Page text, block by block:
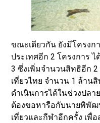
ขณะเดียวกัน ยังมีโครงก
ประเทศอีก 2 โครงการ ไ
3 ซึ่งเพิ่มจำนวนสิทธิอีก
เที่ยวไทย จำนวน 1 ล้าน
ดำเนินการได้ในช่วงปลา
ต้องขอหารือกับนายพิพัฒ
เที่ยวและกีฬาอีกครั้ง เพื่